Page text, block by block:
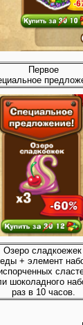
Первое
Озеро сладкоежек
+ элемент
шоколадного
раз в 10 часов.